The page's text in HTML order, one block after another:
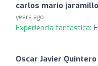
carlos mario
years ago
Experiencia fantástica:
Oscar Javier Quintero